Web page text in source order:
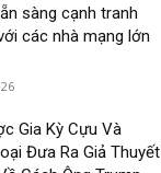
sàng cạnh tranh
các nhà mạng lớn
Gia Kỳ Cựu Và
Đưa Ra Giả Thuyết